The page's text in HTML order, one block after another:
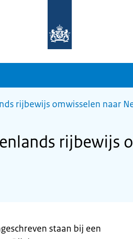
homepage
sdg.rijksoverheid.nl
rijbewijs omwisselen naar
rijbewijs
staan bij een